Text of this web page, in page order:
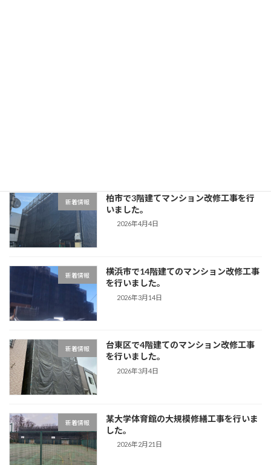
新着情報
柏市で3階建てマンション改修工事を行
いました。
2026年4月4日
新着情報
横浜市で14階建てのマンション改修工事
を行いました。
2026年3月14日
新着情報
台東区で4階建てのマンション改修工事
を行いました。
2026年3月4日
新着情報
某大学体育館の大規模修繕工事を行いま
した。
2026年2月21日